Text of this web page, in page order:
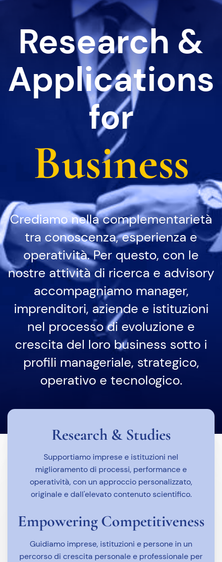
Research &
Applications
for
Business
Crediamo nella complementarietà
tra conoscenza, esperienza e
operatività. Per questo, con le
nostre attività di ricerca e advisory
accompagniamo manager,
imprenditori, aziende e istituzioni
nel processo di evoluzione e
crescita del loro business sotto i
profili manageriale, strategico,
operativo e tecnologico.
Research & Studies
Supportiamo imprese e istituzioni nel
miglioramento di processi, performance e
operatività, con un approccio personalizzato,
originale e dall'elevato contenuto scientifico.
Empowering Competitiveness
Guidiamo imprese, istituzioni e persone in un
percorso di crescita personale e professionale per